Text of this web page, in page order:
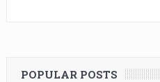
POPULAR POSTS